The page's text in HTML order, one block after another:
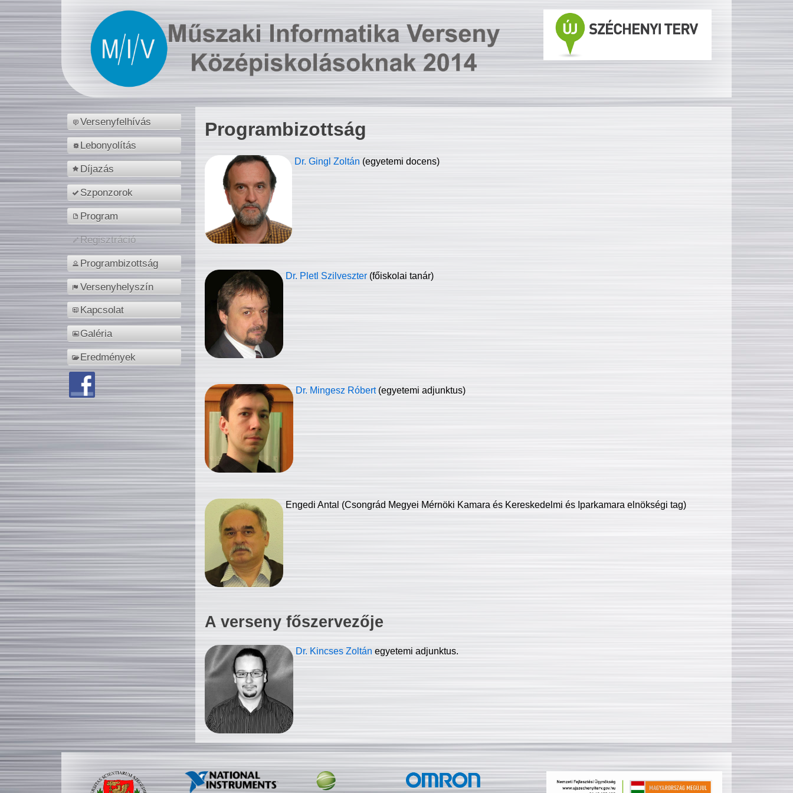
Versenyfelhívás
Lebonyolítás
Díjazás
Szponzorok
Program
Regisztráció
Programbizottság
Versenyhelyszín
Kapcsolat
Galéria
Eredmények
Programbizottság
Dr. Gingl Zoltán (egyetemi docens)
Dr. Pletl Szilveszter (főiskolai tanár)
Dr. Mingesz Róbert (egyetemi adjunktus)
Engedi Antal (Csongrád Megyei Mérnöki Kamara és Kereskedelmi és Iparkamara elnökségi tag)
A verseny főszervezője
Dr. Kincses Zoltán egyetemi adjunktus.